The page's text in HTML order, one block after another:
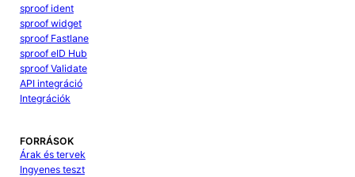
sproof ident
sproof widget
sproof Fastlane
sproof eID Hub
sproof Validate
API integráció
Integrációk
FORRÁSOK
Árak és tervek
Ingyenes teszt